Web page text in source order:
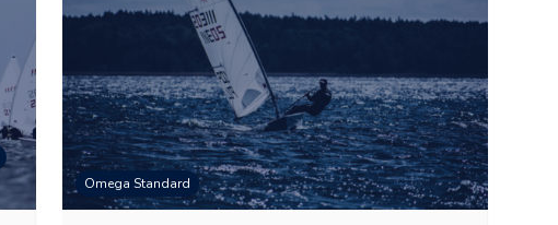
Omega Standard